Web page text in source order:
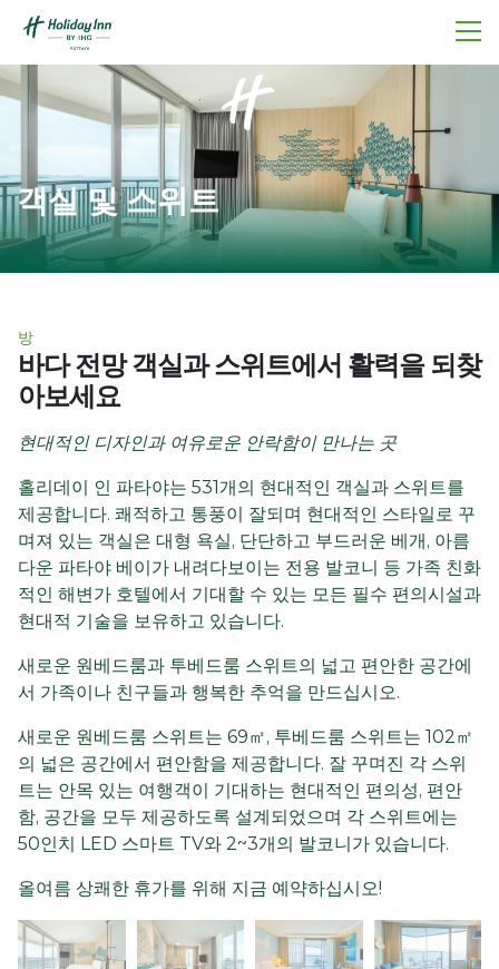
객실 및 스위트
방
바다 전망 객실과 스위트에서 활력을 되찾
아보세요
현대적인 디자인과 여유로운 안락함이 만나는 곳
홀리데이 인 파타야는 531개의 현대적인 객실과 스위트를
제공합니다. 쾌적하고 통풍이 잘되며 현대적인 스타일로 꾸
며져 있는 객실은 대형 욕실, 단단하고 부드러운 베개, 아름
다운 파타야 베이가 내려다보이는 전용 발코니 등 가족 친화
적인 해변가 호텔에서 기대할 수 있는 모든 필수 편의시설과
현대적 기술을 보유하고 있습니다.
새로운 원베드룸과 투베드룸 스위트의 넓고 편안한 공간에
서 가족이나 친구들과 행복한 추억을 만드십시오.
새로운 원베드룸 스위트는 69㎡, 투베드룸 스위트는 102㎡
의 넓은 공간에서 편안함을 제공합니다. 잘 꾸며진 각 스위
트는 안목 있는 여행객이 기대하는 현대적인 편의성, 편안
함, 공간을 모두 제공하도록 설계되었으며 각 스위트에는
50인치 LED 스마트 TV와 2~3개의 발코니가 있습니다.
올여름 상쾌한 휴가를 위해 지금 예약하십시오!